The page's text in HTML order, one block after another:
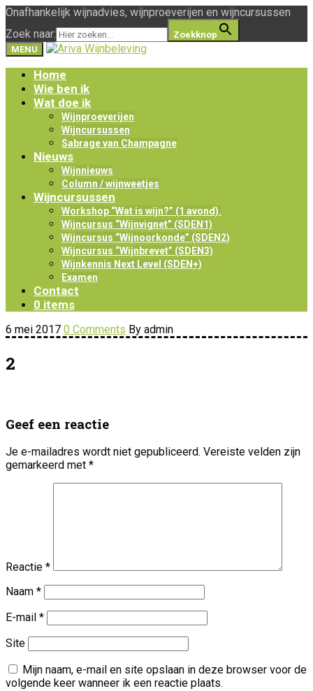
Onafhankelijk wijnadvies, wijnproeverijen en wijncursussen
Zoek naar:
Zoekknop
MENU
Home
Wie ben ik
Wat doe ik
Wijnproeverijen
Wijncursussen
Sabrage van Champagne
Nieuws
Wijnnieuws
Column / wijnweetjes
Wijncursussen
Workshop “Wat is wijn?” (1 avond).
Wijncursus “Wijnvignet” (SDEN1)
Wijncursus “Wijnoorkonde” (SDEN2)
Wijncursus “Wijnbrevet” (SDEN3)
Wijnkennis Next Level (SDEN+)
Examen
Contact
0 items
6 mei 2017 0 Comments By admin
2
Geef een reactie
Je e-mailadres wordt niet gepubliceerd. Vereiste velden zijn
gemarkeerd met *
Reactie *
Naam *
E-mail *
Site
Mijn naam, e-mail en site opslaan in deze browser voor de
volgende keer wanneer ik een reactie plaats.